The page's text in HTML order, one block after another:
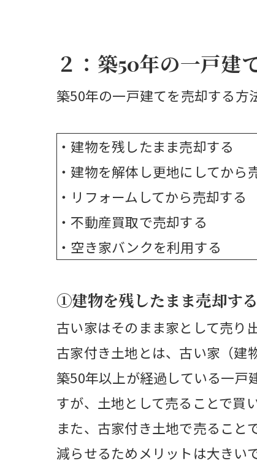
２：築50年の一戸建
築50年の一戸建てを売却する方
・建物を残したまま売却する
・建物を解体し更地にしてから
・リフォームしてから売却する
・不動産買取で売却する
・空き家バンクを利用する
①建物を残したまま売却する
古い家はそのまま家として売り
古家付き土地とは、古い家（建
築50年以上が経過している一戸
すが、土地として売ることで買
また、古家付き土地で売ること
減らせるためメリットは大きいで